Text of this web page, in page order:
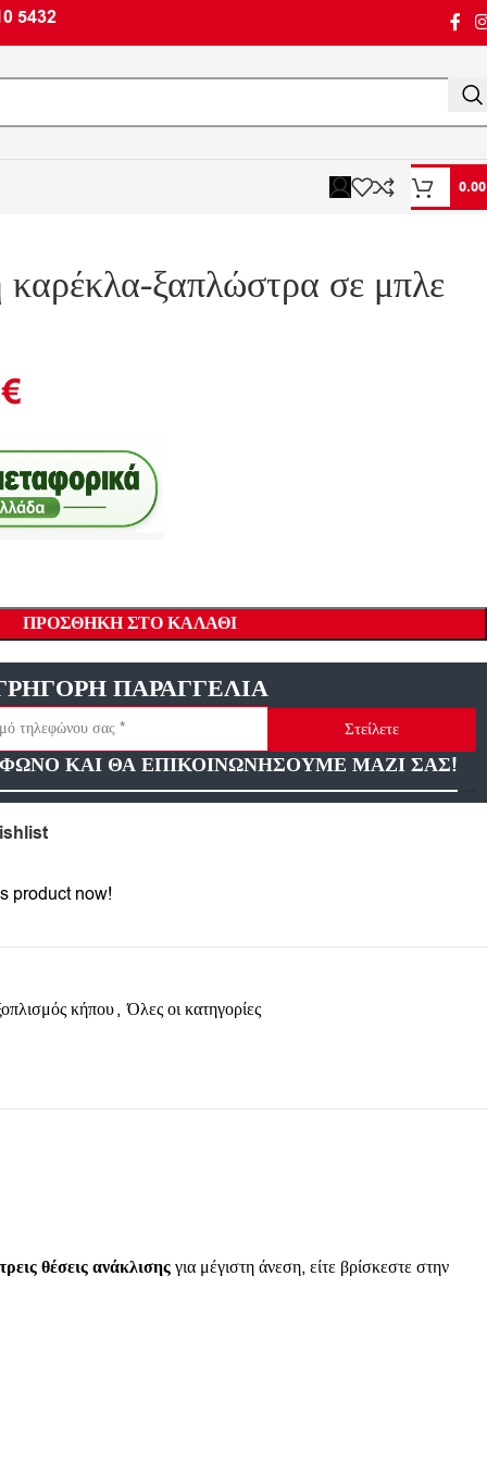
5432
καρέκλα-ξαπλώστρα σε μπλε
€
ΠΡΟΣΘΉΚΗ ΣΤΟ ΚΑΛΆΘΙ
ΠΑΡΑΓΓΕΛΙΑ
Στείλετε
ΚΑΙ ΘΑ ΕΠΙΚΟΙΝΩΝΗΣΟΥΜΕ ΜΑΖΙ ΣΑΣ!
product now!
κήπου, Όλες οι κατηγορίες
τρεις θέσεις ανάκλισηςγια μέγιστη άνεση, είτε βρίσκεστε στην